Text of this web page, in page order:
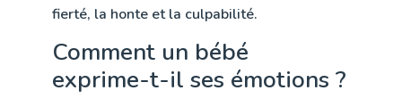
fierté, la honte et la culpabilité.
Comment un bébé
exprime-t-il ses émotions ?